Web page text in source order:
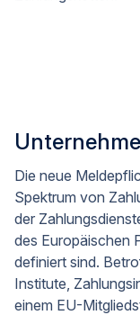
Die neue
Spektrum von
der
des Europäischen
definiert sind.
Institute,
einem EU-